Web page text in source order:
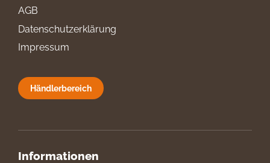
AGB
Datenschutzerklärung
Impressum
Händlerbereich
Informationen